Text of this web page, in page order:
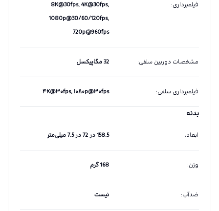
فیلمبرداری:
8K@30fps, 4K@30fps,
1080p@30/60/120fps,
720p@960fps
مشخصات دوربین سلفی: 32 مگاپیکسل
فیلمبرداری سلفی: ۴K@۳۰fps, ۱۰۸۰p@۳۰fps
بدنه
ابعاد: 158.5 در 72 در 7.5 میلی‌متر
وزن: 168 گرم
ضدآب: نیست